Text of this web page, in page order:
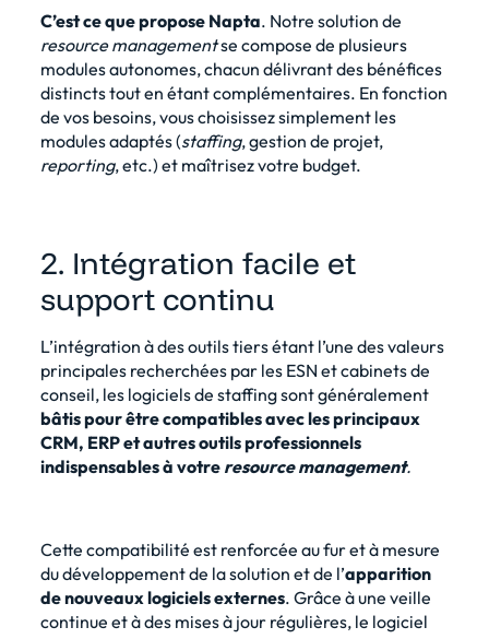
C’est ce que propose Napta. Notre solution de
resource managementse compose de plusieurs
modules autonomes, chacun délivrant des bénéfices
distincts tout en étant complémentaires. En fonction
de vos besoins, vous choisissez simplement les
modules adaptés (staffing, gestion de projet,
reporting, etc.) et maîtrisez votre budget.
2. Intégration facile et
support continu
L’intégration à des outils tiers étant l’une des valeurs
principales recherchées par les ESN et cabinets de
conseil, les logiciels de staffing sont généralement
bâtis pour être compatibles avec les principaux
CRM, ERP et autres outils professionnels
indispensables à votre resource management.
Cette compatibilité est renforcée au fur et à mesure
du développement de la solution et de l’apparition
de nouveaux logiciels externes. Grâce à une veille
continue et à des mises à jour régulières, le logiciel